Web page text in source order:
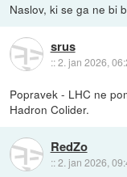
Naslov, ki se ga ne bi
srus
::2. jan 2026,
Popravek - LHC ne
Hadron Colider.
RedZo
::2. jan 2026,